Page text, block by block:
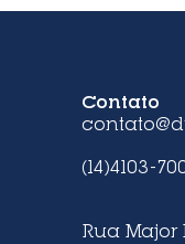
Contato
(14)4103-
Rua Major